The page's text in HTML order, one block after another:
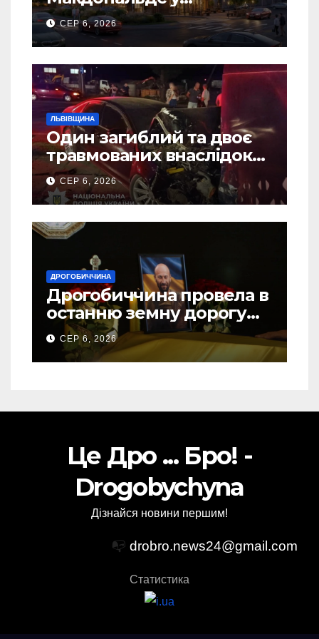
Дрогобичі? (Фото)
СЕР 6, 2026
ЛЬВІВЩИНА
Один загиблий та двоє
травмованих внаслідок
ДТП на Самбірщині
СЕР 6, 2026
ДРОГОБИЧЧИНА
Дрогобиччина провела в
останню земну дорогу
свого Захисника – Олега
Торського
СЕР 6, 2026
Це Дро ... Бро! -
Drogobychyna
Дізнайся новини першим!
📭 drobro.news24@gmail.com
Статистика